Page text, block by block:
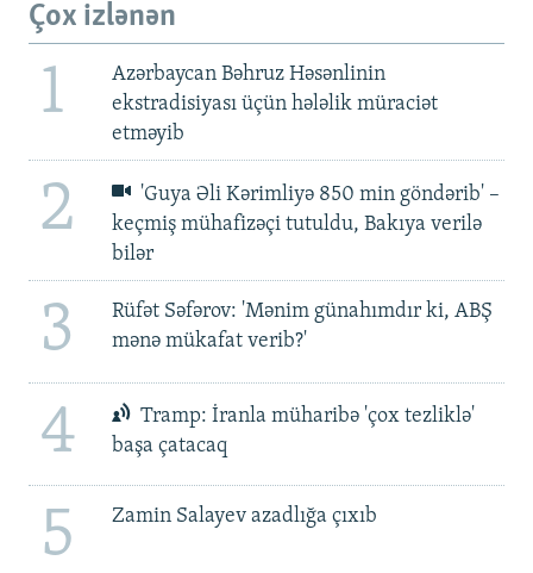
Çox izlənən
1
Azərbaycan Bəhruz Həsənlinin
ekstradisiyası üçün hələlik müraciət
etməyib
2
'Guya Əli Kərimliyə 850 min göndərib' –
keçmiş mühafizəçi tutuldu, Bakıya verilə
bilər
3
Rüfət Səfərov: 'Mənim günahımdır ki, ABŞ
mənə mükafat verib?'
4
Tramp: İranla müharibə 'çox tezliklə'
başa çatacaq
5 Zamin Salayev azadlığa çıxıb